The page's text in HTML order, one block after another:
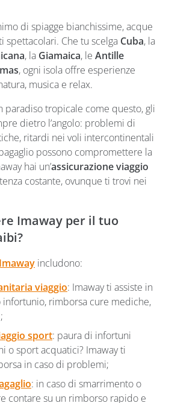
di spiagge bianchissime, acque
spettacolari. Che tu scelga Cuba, la
, la Giamaica, le Antille
, ogni isola offre esperienze
musica e relax.
paradiso tropicale come questo, gli
dietro l’angolo: problemi di
ritardi nei voli intercontinentali
possono compromettere la
hai un’assicurazione viaggio
costante, ovunque ti trovi nei
Imaway per il tuo
includono:
viaggio: Imaway ti assiste in
infortunio, rimborsa cure mediche,
sport: paura di infortuni
o sport acquatici? Imaway ti
in caso di problemi;
: in caso di smarrimento o
contare su un rimborso rapido e